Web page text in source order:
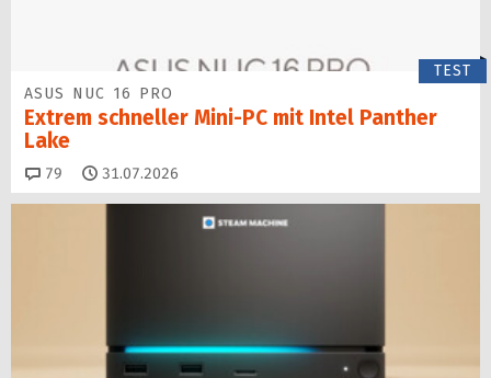
TEST
ASUS NUC 16 PRO
Extrem schneller Mini-PC mit Intel Panther
Lake
79 Kommentare
31.07.2026